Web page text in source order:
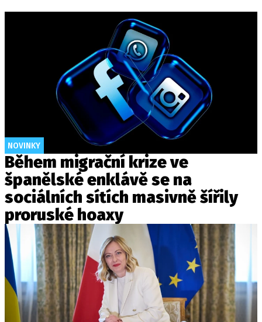
NOVINKY
Během migrační krize ve
španělské enklávě se na
sociálních sítích masivně šířily
proruské hoaxy